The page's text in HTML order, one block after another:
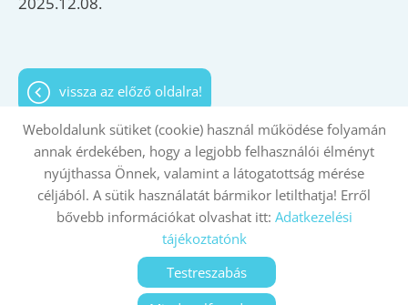
vissza az előző oldalra!
© 2026 - Minden jog fenntartva
Oldal információk
Adatkezelési tájékoztató
Impresszum
Sütik kezelése
Testreszabás
Weboldalunk sütiket (cookie) használ működése folyamán
annak érdekében, hogy a legjobb felhasználói élményt
nyújthassa Önnek, valamint a látogatottság mérése
céljából. A sütik használatát bármikor letilthatja! Erről
bővebb információkat olvashat itt: Adatkezelési
tájékoztatónk